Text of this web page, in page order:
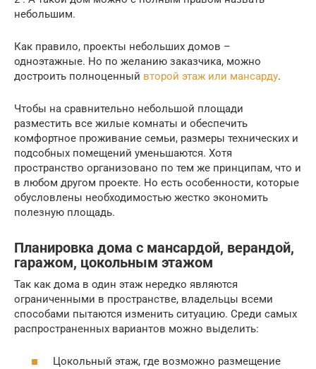
небольшим.
Как правило, проекты небольших домов –
одноэтажные. Но по желанию заказчика, можно
достроить полноценный второй этаж или мансарду.
Чтобы на сравнительно небольшой площади
разместить все жилые комнаты и обеспечить
комфортное проживание семьи, размеры технических и
подсобных помещений уменьшаются. Хотя
пространство организовано по тем же принципам, что и
в любом другом проекте. Но есть особенности, которые
обусловлены необходимостью жестко экономить
полезную площадь.
Планировка дома с мансардой, верандой,
гаражом, цокольным этажом
Так как дома в один этаж нередко являются
ограниченными в пространстве, владельцы всеми
способами пытаются изменить ситуацию. Среди самых
распространенных вариантов можно выделить:
Цокольный этаж, где возможно размещение